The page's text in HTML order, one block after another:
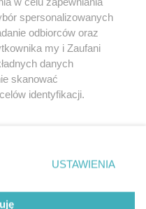
spersonalizowanych
odbiorców oraz
my i Zaufani
danych
skanować
identyfikacji.
ustawień prywatności
strony
wymagają zgody
się takiemu
USTAWIENIA